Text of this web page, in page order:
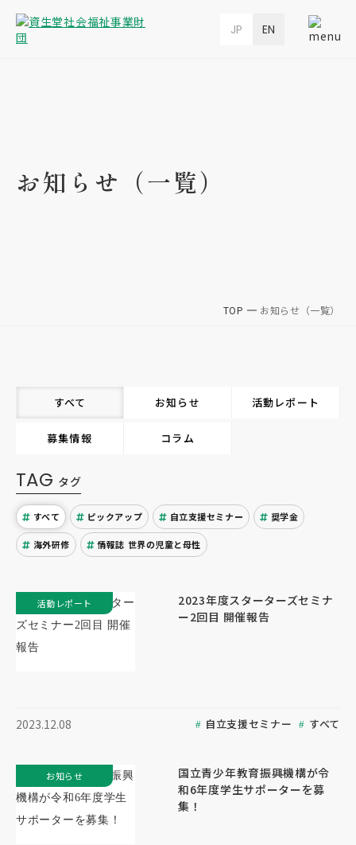
JP EN
お知らせ（一覧）
TOP お知らせ（一覧）
すべて お知らせ 活動レポート
募集情報 コラム
TAG タグ
すべて ピックアップ 自立支援セミナー 奨学金
海外研修 情報誌 世界の児童と母性
2023年度スターターズセミナ
ー2回目 開催報告
2023.12.08 自立支援セミナー すべて
活動レポート
国立青少年教育振興機構が令
和6年度学生サポーターを募
集！
お知らせ